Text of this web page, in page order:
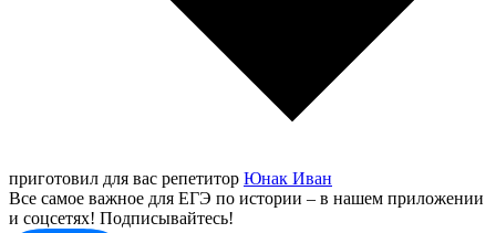
приготовил для вас репетитор Юнак Иван
Все самое важное для ЕГЭ по истории – в нашем приложении
и соцсетях! Подписывайтесь!